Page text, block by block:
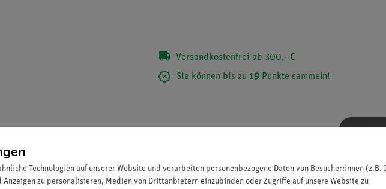
Versandkostenfrei ab 300,- €
Sie können bis zu 19 Punkte sammeln!
Technologien auf unserer Website und verarbeiten personenbezogene Daten von Besucher:innen (z.B.
Anzeigen zu personalisieren, Medien von Drittanbietern einzubinden oder Zugriffe auf unsere Website zu